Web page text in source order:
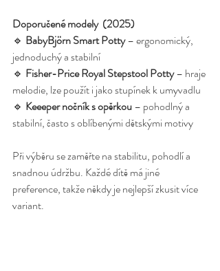
Doporučené modely  (2025)
🔹 BabyBjörn Smart Potty – ergonomický,
jednoduchý a stabilní
🔹 Fisher-Price Royal Stepstool Potty – hraje
melodie, lze použít i jako stupínek k umyvadlu
🔹 Keeeper nočník s opěrkou – pohodlný a
stabilní, často s oblíbenými dětskými motivy
Při výběru se zaměřte na stabilitu, pohodlí a
snadnou údržbu. Každé dítě má jiné
preference, takže někdy je nejlepší zkusit více
variant.